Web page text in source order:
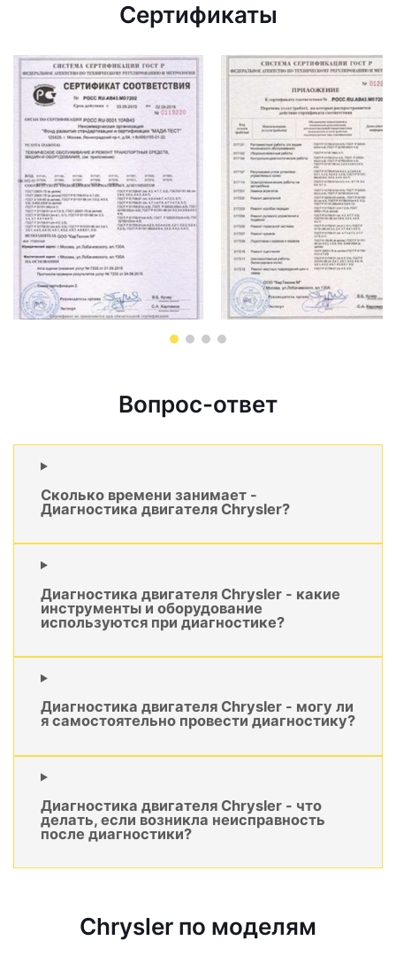
Сертификаты
Вопрос-ответ
Сколько времени занимает -
Диагностика двигателя Chrysler?
Диагностика двигателя Chrysler - какие
инструменты и оборудование
используются при диагностике?
Диагностика двигателя Chrysler - могу ли
я самостоятельно провести диагностику?
Диагностика двигателя Chrysler - что
делать, если возникла неисправность
после диагностики?
Chrysler по моделям